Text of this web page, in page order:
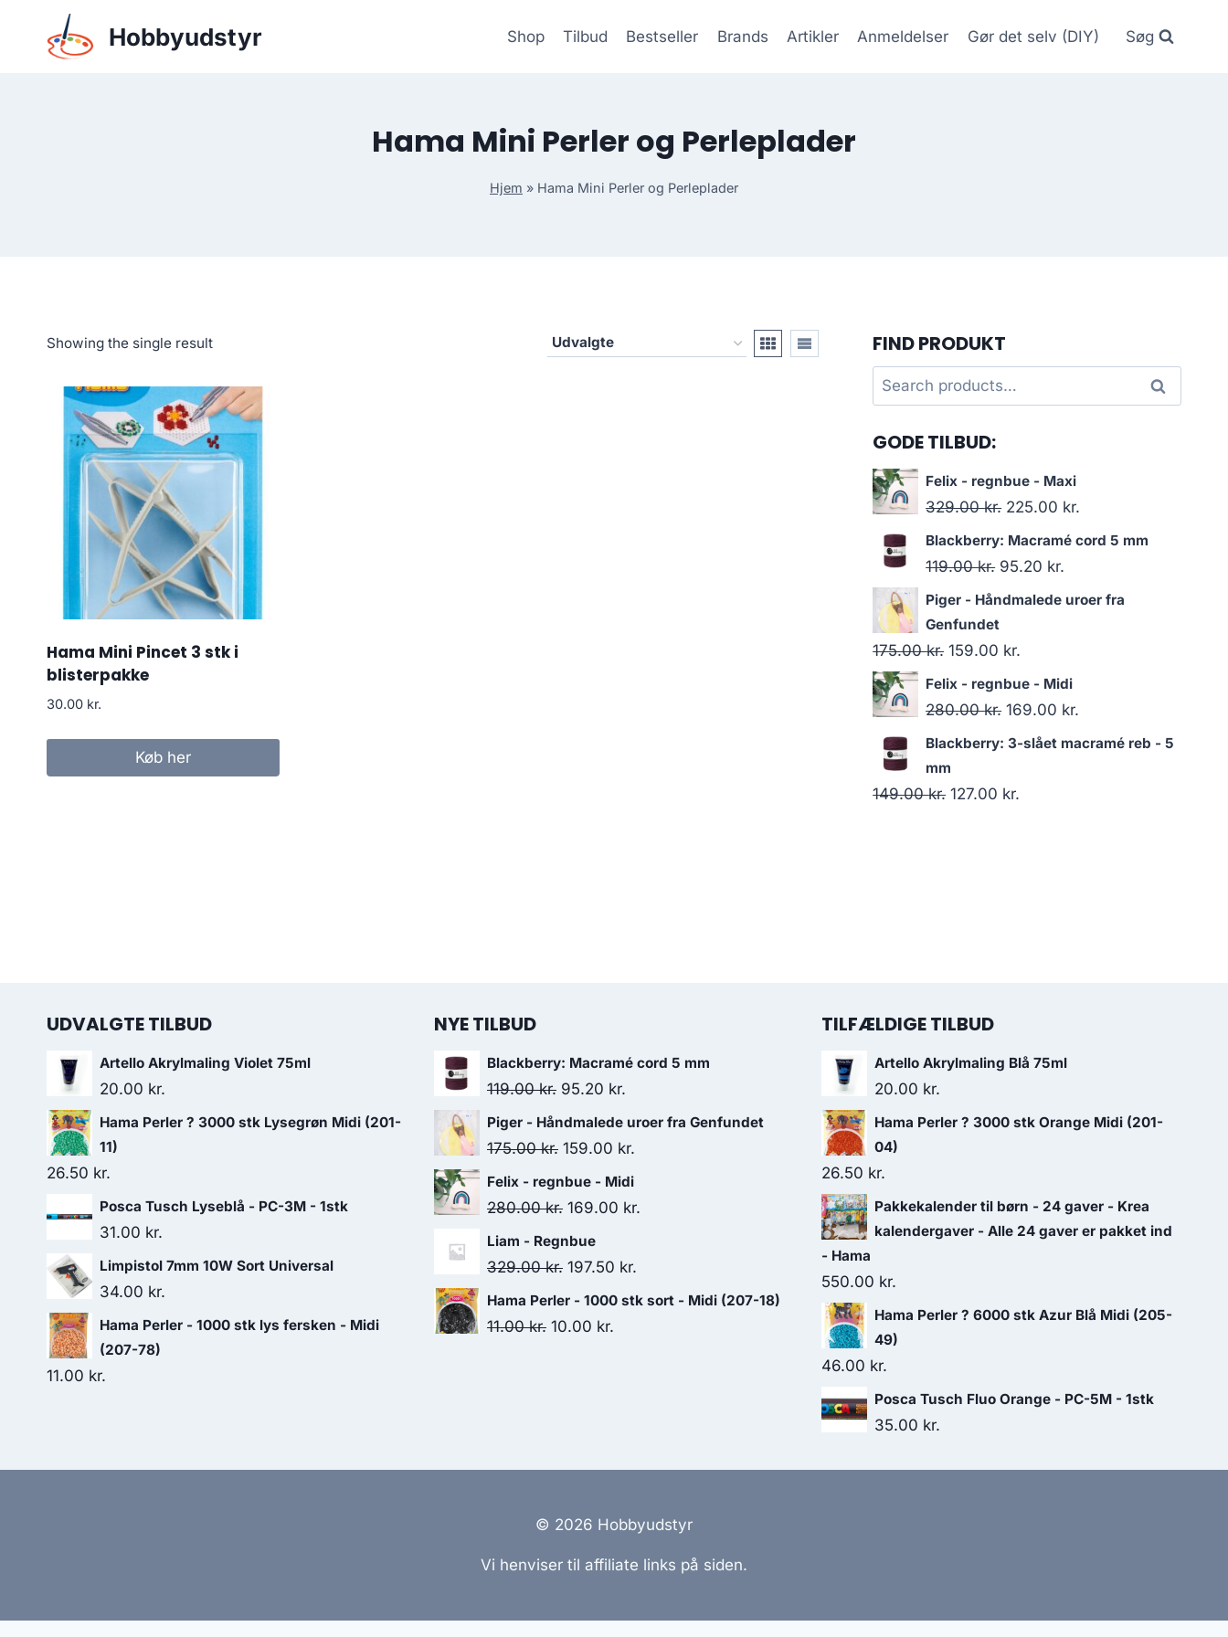
content
Hobbyudstyr Shop Tilbud Bestseller Brands Artikler Anmeldelser Gør det selv (DIY) Søg
Hama Mini Perler og Perleplader
Hjem » Hama Mini Perler og Perleplader
Showing the single result
Hama Mini Pincet 3 stk i
blisterpakke
30.00 kr.
Køb her
FIND PRODUKT
Search
for:
Search
GODE TILBUD:
Felix - regnbue - Maxi
329.00kr. 225.00 kr.
Blackberry: Macramé cord 5 mm
119.00kr. 95.20 kr.
Piger - Håndmalede uroer fra
Genfundet
175.00kr. 159.00 kr.
Felix - regnbue - Midi
280.00kr. 169.00 kr.
Blackberry: 3-slået macramé reb - 5
mm
149.00kr. 127.00 kr.
UDVALGTE TILBUD
Artello Akrylmaling Violet 75ml
20.00 kr.
Hama Perler ? 3000 stk Lysegrøn Midi (201-
11)
26.50 kr.
Posca Tusch Lyseblå - PC-3M - 1stk
31.00 kr.
Limpistol 7mm 10W Sort Universal
34.00 kr.
Hama Perler - 1000 stk lys fersken - Midi
(207-78)
11.00 kr.
NYE TILBUD
Blackberry: Macramé cord 5 mm
119.00kr. 95.20 kr.
Piger - Håndmalede uroer fra Genfundet
175.00kr. 159.00 kr.
Felix - regnbue - Midi
280.00kr. 169.00 kr.
Liam - Regnbue
329.00kr. 197.50 kr.
Hama Perler - 1000 stk sort - Midi (207-18)
11.00kr. 10.00 kr.
TILFÆLDIGE TILBUD
Artello Akrylmaling Blå 75ml
20.00 kr.
Hama Perler ? 3000 stk Orange Midi (201-
04)
26.50 kr.
Pakkekalender til børn - 24 gaver - Krea
kalendergaver - Alle 24 gaver er pakket ind
- Hama
550.00 kr.
Hama Perler ? 6000 stk Azur Blå Midi (205-
49)
46.00 kr.
Posca Tusch Fluo Orange - PC-5M - 1stk
35.00 kr.
© 2026 Hobbyudstyr
Vi henviser til affiliate links på siden.